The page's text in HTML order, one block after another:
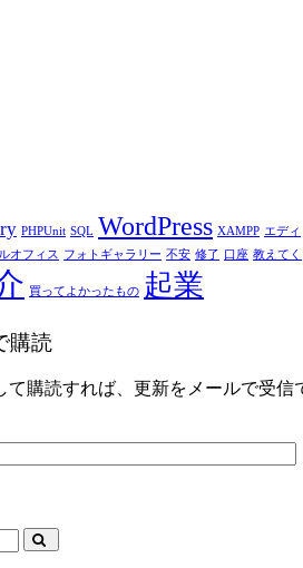
PHPUnit SQL WordPress XAMPP エディ
オフィス フォトギャラリー 不安 修了 口座 教えてく
買ってよかったもの 起業
購読
て購読すれば、更新をメールで受信